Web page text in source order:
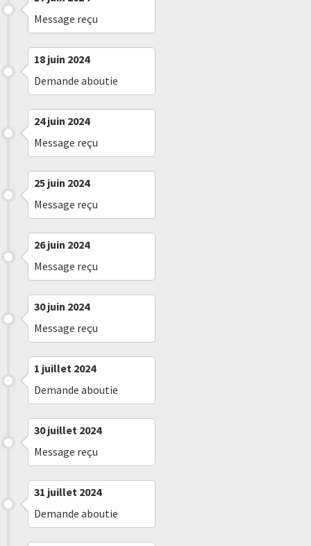
Message reçu
18 juin 2024
Demande aboutie
24 juin 2024
Message reçu
25 juin 2024
Message reçu
26 juin 2024
Message reçu
30 juin 2024
Message reçu
1 juillet 2024
Demande aboutie
30 juillet 2024
Message reçu
31 juillet 2024
Demande aboutie